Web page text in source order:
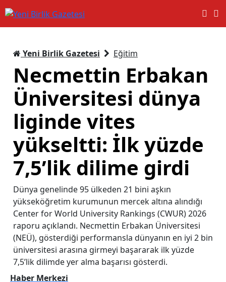
Yeni Birlik Gazetesi Eğitim
Necmettin Erbakan
Üniversitesi dünya
liginde vites
yükseltti: İlk yüzde
7,5’lik dilime girdi
Dünya genelinde 95 ülkeden 21 bini aşkın
yükseköğretim kurumunun mercek altına alındığı
Center for World University Rankings (CWUR) 2026
raporu açıklandı. Necmettin Erbakan Üniversitesi
(NEÜ), gösterdiği performansla dünyanın en iyi 2 bin
üniversitesi arasına girmeyi başararak ilk yüzde
7,5’lik dilimde yer alma başarısı gösterdi.
Haber Merkezi